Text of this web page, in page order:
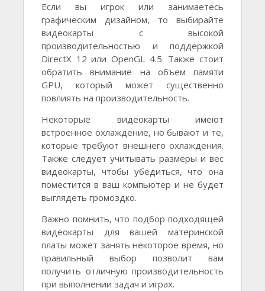
Если вы игрок или занимаетесь
графическим дизайном, то выбирайте
видеокарты с высокой
производительностью и поддержкой
DirectX 12 или OpenGL 4.5. Также стоит
обратить внимание на объем памяти
GPU, который может существенно
повлиять на производительность.
Некоторые видеокарты имеют
встроенное охлаждение, но бывают и те,
которые требуют внешнего охлаждения.
Также следует учитывать размеры и вес
видеокарты, чтобы убедиться, что она
поместится в ваш компьютер и не будет
выглядеть громоздко.
Важно помнить, что подбор подходящей
видеокарты для вашей материнской
платы может занять некоторое время, но
правильный выбор позволит вам
получить отличную производительность
при выполнении задач и играх.